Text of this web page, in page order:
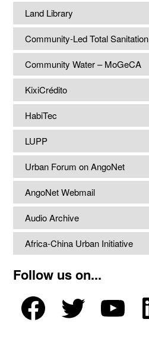
Land Library
Community-Led Total Sanitation
Community Water – MoGeCA
KixiCrédito
HabiTec
LUPP
Urban Forum on AngoNet
AngoNet Webmail
Audio Archive
Africa-China Urban Initiative
Follow us on...